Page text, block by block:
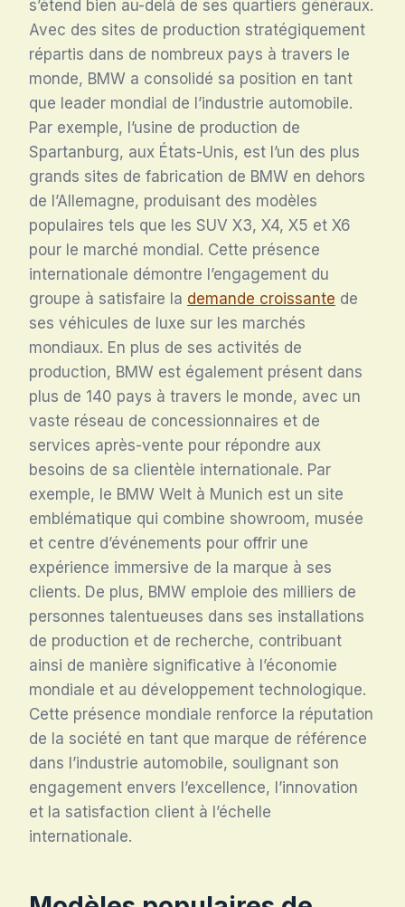
s’étend bien au-delà de ses quartiers généraux.
Avec des sites de production stratégiquement
répartis dans de nombreux pays à travers le
monde, BMW a consolidé sa position en tant
que leader mondial de l’industrie automobile.
Par exemple, l’usine de production de
Spartanburg, aux États-Unis, est l’un des plus
grands sites de fabrication de BMW en dehors
de l’Allemagne, produisant des modèles
populaires tels que les SUV X3, X4, X5 et X6
pour le marché mondial. Cette présence
internationale démontre l’engagement du
groupe à satisfaire la demande croissante de
ses véhicules de luxe sur les marchés
mondiaux. En plus de ses activités de
production, BMW est également présent dans
plus de 140 pays à travers le monde, avec un
vaste réseau de concessionnaires et de
services après-vente pour répondre aux
besoins de sa clientèle internationale. Par
exemple, le BMW Welt à Munich est un site
emblématique qui combine showroom, musée
et centre d’événements pour offrir une
expérience immersive de la marque à ses
clients. De plus, BMW emploie des milliers de
personnes talentueuses dans ses installations
de production et de recherche, contribuant
ainsi de manière significative à l’économie
mondiale et au développement technologique.
Cette présence mondiale renforce la réputation
de la société en tant que marque de référence
dans l’industrie automobile, soulignant son
engagement envers l’excellence, l’innovation
et la satisfaction client à l’échelle
internationale.